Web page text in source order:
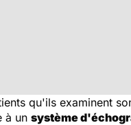
qu'ils examinent
à un système